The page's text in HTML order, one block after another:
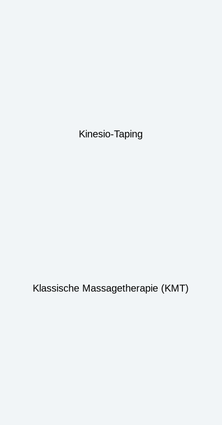
Kinesio-Taping
Klassische Massagetherapie (KMT)